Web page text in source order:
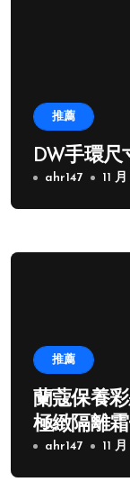
推薦
DW手環尺
ahr147 11
推薦
蘭蔻保養
極緻隔離
ahr147 11